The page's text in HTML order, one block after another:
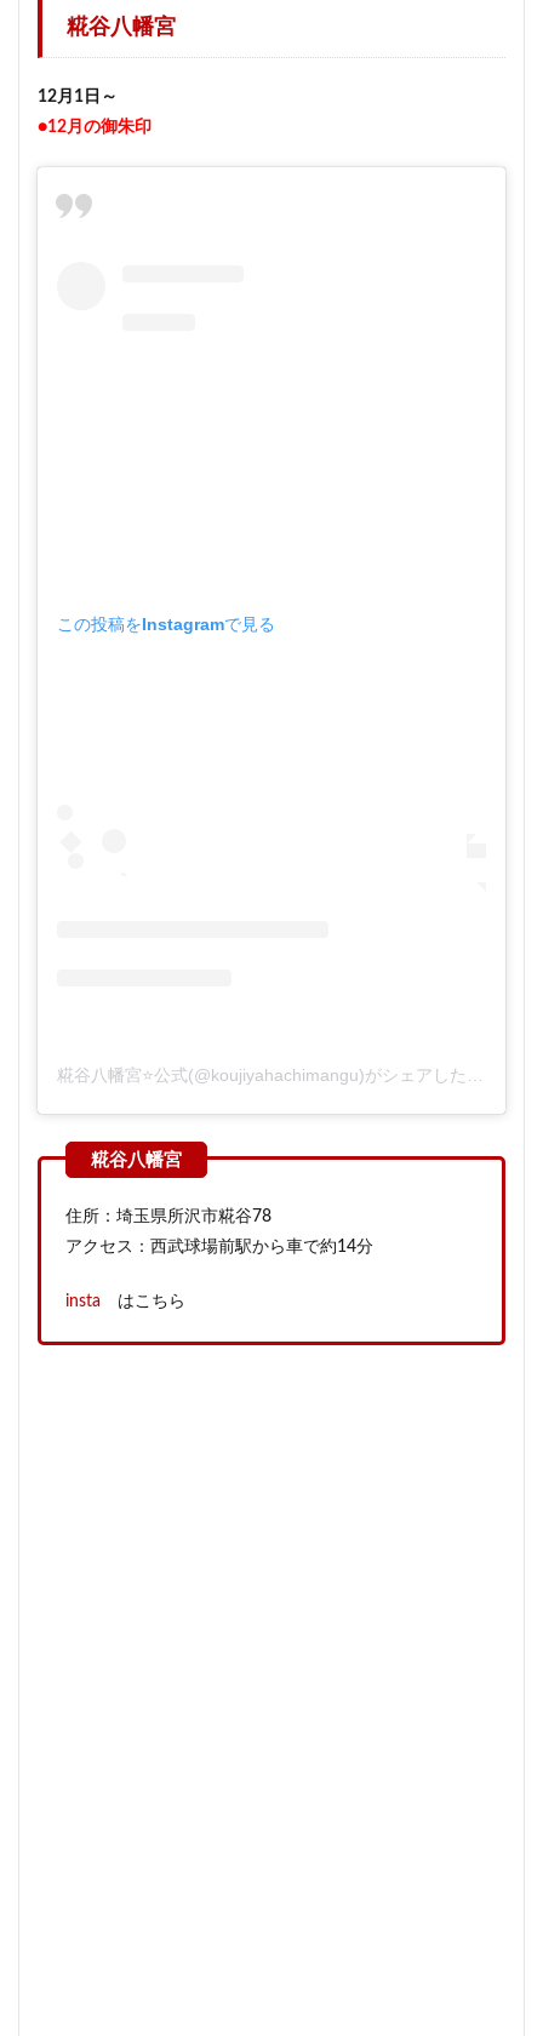
糀谷八幡宮
12月1日～
●12月の御朱印
この投稿をInstagramで見る
住所：埼玉県所沢市糀谷78
アクセス：西武球場前駅から車で約14分
insta はこちら